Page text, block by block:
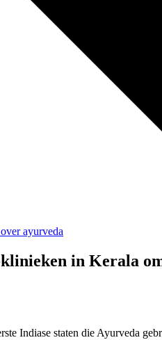
ayurveda
in Kerala
Indiase staten die Ayurveda